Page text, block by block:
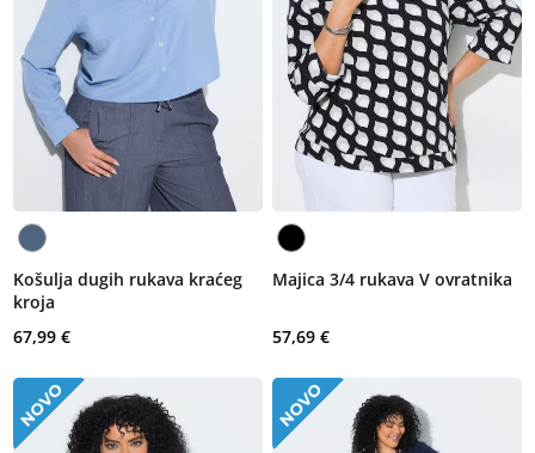
Košulja dugih rukava kraćeg
kroja
67,99 €
Majica 3/4 rukava V ovratnika
57,69 €